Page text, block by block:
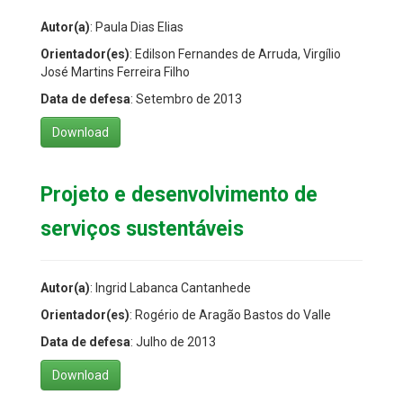
Autor(a): Paula Dias Elias
Orientador(es): Edilson Fernandes de Arruda, Virgílio
José Martins Ferreira Filho
Data de defesa: Setembro de 2013
Download
Projeto e desenvolvimento de
serviços sustentáveis
Autor(a): Ingrid Labanca Cantanhede
Orientador(es): Rogério de Aragão Bastos do Valle
Data de defesa: Julho de 2013
Download